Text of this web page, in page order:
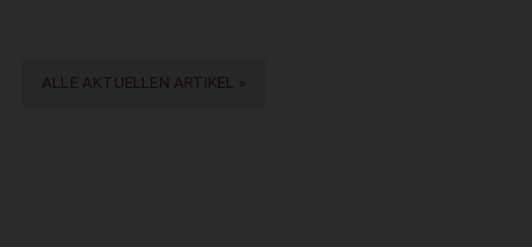
ALLE AKTUELLEN ARTIKEL »